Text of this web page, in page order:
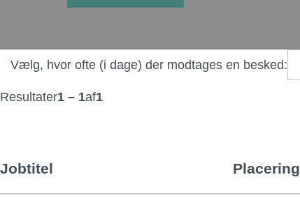
Vælg, hvor ofte (i dage) der modtages en besked:
Resultater1 – 1af1
Jobtitel Placering